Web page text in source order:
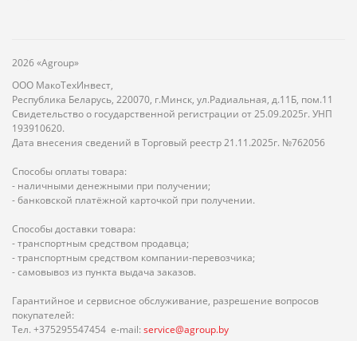
2026 «Agroup»
ООО МакоТехИнвест,
Республика Беларусь, 220070, г.Минск, ул.Радиальная, д.11Б, пом.11
Свидетельство о государственной регистрации от 25.09.2025г. УНП
193910620.
Дата внесения сведений в Торговый реестр 21.11.2025г. №762056
Способы оплаты товара:
- наличными денежными при получении;
- банковской платёжной карточкой при получении.
Способы доставки товара:
- транспортным средством продавца;
- транспортным средством компании-перевозчика;
- самовывоз из пункта выдача заказов.
Гарантийное и сервисное обслуживание, разрешение вопросов
покупателей:
Тел. +375295547454 e-mail: service@agroup.by